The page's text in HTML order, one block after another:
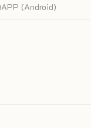
(Android)